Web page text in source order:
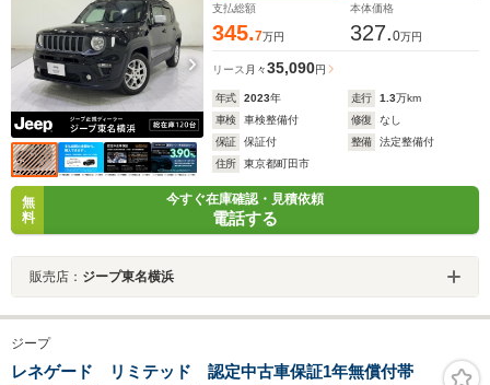
支払総額
345.7万円
本体価格
327.0万円
リース 月々35,090円
年式 2023年 走行 1.3万km
車検
車検整備付 修復
なし
保証
保証付 整備
法定整備付
住所
東京都町田市
無
料
今すぐ在庫確認・見積依頼
電話する
販売店： ジープ東名横浜
ジープ
レネゲード リミテッド 認定中古車保証1年無償付帯